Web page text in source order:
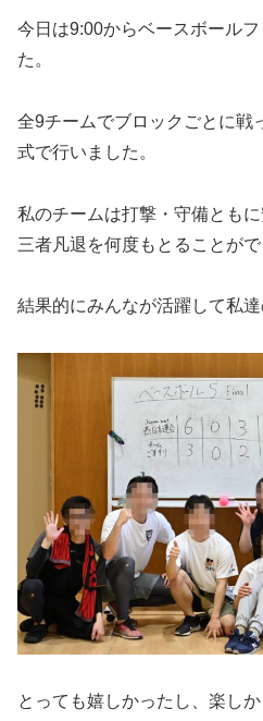
今日は9:00からベースボール
た。
全9チームでブロックごとに戦
式で行いました。
私のチームは打撃・守備とも
三者凡退を何度もとることがで
結果的にみんなが活躍して私
とっても嬉しかったし、楽し